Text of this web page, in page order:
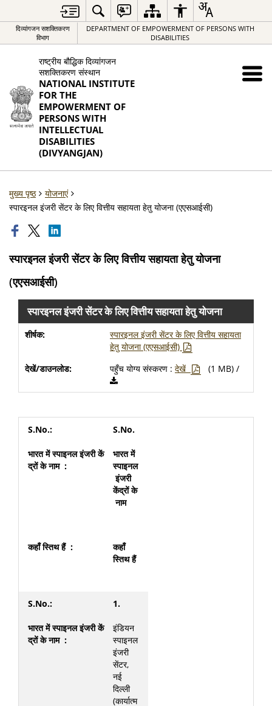
दिव्यांगजन सशक्तिकरण
विभाग
DEPARTMENT OF EMPOWERMENT OF PERSONS WITH
DISABILITIES
राष्ट्रीय बौद्धिक दिव्यांगजन
सशक्तिकरण संस्थान
NATIONAL INSTITUTE
FOR THE
EMPOWERMENT OF
PERSONS WITH
INTELLECTUAL
DISABILITIES
(DIVYANGJAN)
मुख्य पृष्ठ
योजनाएं
स्पारइनल इंजरी सेंटर के लिए वित्तीय सहायता हेतु योजना (एएसआईसी)
स्पारइनल इंजरी सेंटर के लिए वित्तीय सहायता हेतु योजना
(एएसआईसी)
स्पारइनल इंजरी सेंटर के लिए वित्तीय सहायता हेतु योजना
स्पारइनल इंजरी सेंटर के लिए वित्तीय सहायता
हेतु योजना (एएसआईसी)
पहुँच योग्य संस्करण : देखें (1 MB) /
S.No.
भारत में
स्पाइनल
इंजरी
केंद्रों के
नाम
कहाँ
स्तिथ हैं
1.
इंडियन
स्पाइनल
इंजरी
सेंटर,
नई
दिल्ली
(कार्यात्म